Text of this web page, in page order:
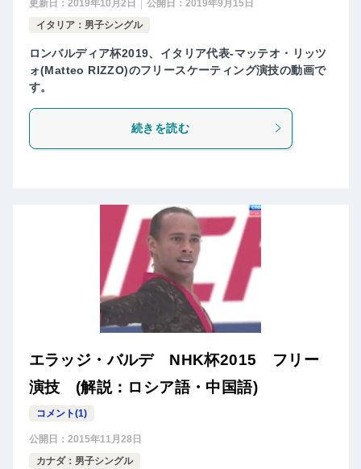
更新日： 2019年10月2日 公開日： 2019年9月15日
イタリア：男子シングル
ロンバルディア杯2019、イタリア代表-マッテオ・リッツ
ォ(Matteo RIZZO)のフリースケーティング演技の動画で
す。
続きを読む
エラッジ・バルデ NHK杯2015 フリー
演技 (解説：ロシア語・中国語)
コメント(1)
公開日： 2015年11月28日
カナダ：男子シングル